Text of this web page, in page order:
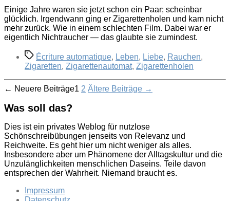
Einige Jahre waren sie jetzt schon ein Paar; scheinbar
glücklich. Irgendwann ging er Zigarettenholen und kam nicht
mehr zurück. Wie in einem schlechten Film. Dabei war er
eigentlich Nichtraucher — das glaubte sie zumindest.
Schlagwörter
Écriture automatique, Leben, Liebe, Rauchen,
Zigaretten, Zigarettenautomat, Zigarettenholen
Seitennummerierung
Beiträge
← Neuere Beiträge1 2 Ältere Beiträge →
Was soll das?
Dies ist ein privates Weblog für nutzlose
Schönschreibübungen jenseits von Relevanz und
Reichweite. Es geht hier um nicht weniger als alles.
Insbesondere aber um Phänomene der Alltagskultur und die
Unzulänglichkeiten menschlichen Daseins. Teile davon
entsprechen der Wahrheit. Niemand braucht es.
Impressum